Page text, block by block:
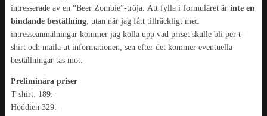
intresserade av en “Beer Zombie”-tröja. Att fylla i formuläret är inte en
bindande beställning , utan när jag fått tillräckligt med
intresseanmälningar kommer jag kolla upp vad priset skulle bli per t-
shirt och maila ut informationen, sen efter det kommer eventuella
beställningar tas mot.
Preliminära priser
T-shirt: 189:-
Hoddien 329:-